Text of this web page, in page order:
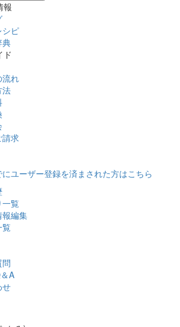
報
シピ
典
ド
流れ
法
請求
にユーザー登録を済まされた方はこちら
一覧
編集
覧
A
せ